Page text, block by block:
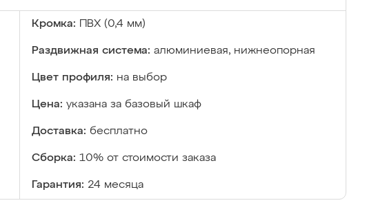
Кромка: ПВХ (0,4 мм)
Раздвижная система: алюминиевая, нижнеопорная
Цвет профиля: на выбор
Цена: указана за базовый шкаф
Доставка: бесплатно
Сборка: 10% от стоимости заказа
Гарантия: 24 месяца